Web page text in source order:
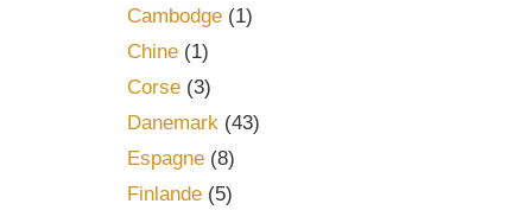
Cambodge(1)
Chine(1)
Corse(3)
Danemark(43)
Espagne(8)
Finlande(5)